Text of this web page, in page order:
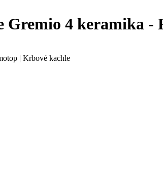
Gremio 4 keramika -
| Krbové kachle